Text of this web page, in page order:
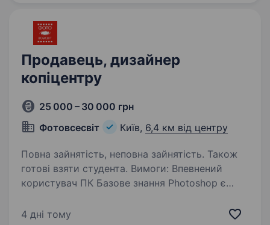
Продавець, дизайнер
копiцентру
25 000 – 30 000 грн
Фотовсесвіт
Київ, 6,4 км від центру
Повна зайнятість, неповна зайнятість. Також
готові взяти студента. Вимоги: Впевнений
користувач ПК Базове знання Photoshop є
працювати у колективі Умови роботи:
4 дні тому